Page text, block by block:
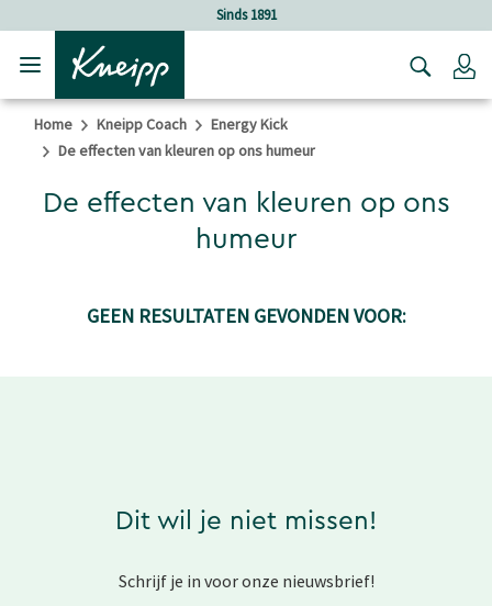
Verder gaan naar hoofdinhoud.Sinds 1891
Home Kneipp Coach
Energy Kick
De effecten van kleuren op ons humeur
De effecten van kleuren op ons
humeur
GEEN RESULTATEN GEVONDEN VOOR:
Dit wil je niet missen!
Schrijf je in voor onze nieuwsbrief!